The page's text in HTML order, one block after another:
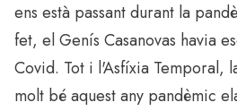
ens està passant durant la
fet, el Genís Casanovas havia
Covid. Tot i l'Asfíxia Temporal,
molt bé aquest any pandèmic